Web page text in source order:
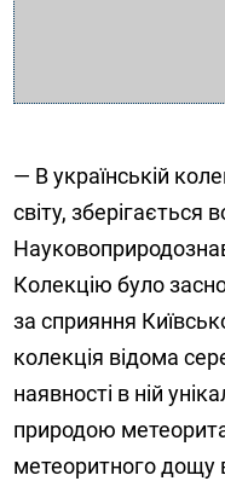
— В українській
світу, зберігається
Колекцію було
за сприяння
колекція відома
наявності в ній
природою
метеоритного дощу